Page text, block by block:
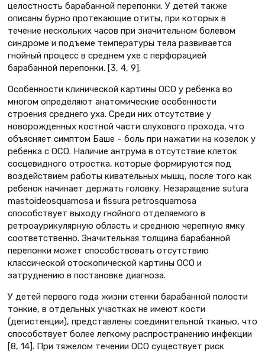
целостность барабанной перепонки. У детей также
описаны бурно протекающие отиты, при которых в
течение нескольких часов при значительном болевом
синдроме и подъеме температуры тела развивается
гнойный процесс в среднем ухе с перфорацией
барабанной перепонки. [3, 4, 9].
Особенности клинической картины ОСО у ребенка во
многом определяют анатомические особенности
строения среднего уха. Среди них отсутствие у
новорожденных костной части слухового прохода, что
объясняет симптом Баше – боль при нажатии на козелок у
ребенка с ОСО. Наличие антрума в отсутствие клеток
сосцевидного отростка, которые формируются под
воздействием работы кивательных мышц, после того как
ребенок начинает держать головку. Незаращение sutura
mastoideosquamosa и fissura petrosquamosa
способствует выходу гнойного отделяемого в
ретроаурикулярную область и среднюю черепную ямку
соответственно. Значительная толщина барабанной
перепонки может способствовать отсутствию
классической отоскопической картины ОСО и
затруднению в постановке диагноза.
У детей первого года жизни стенки барабанной полости
тонкие, в отдельных участках не имеют кости
(дегистенции), представлены соединительной тканью, что
способствует более легкому распространению инфекции
[8, 14]. При тяжелом течении ОСО существует риск